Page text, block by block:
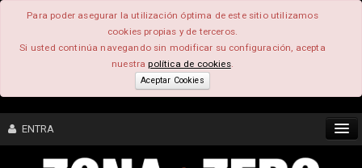
Para poder asegurar la utilización óptima de este sitio utilizamos
cookies propias y de terceros.
Si usted continúa navegando sin modificar su configuración, acepta
nuestrapolítica de cookies.
Aceptar Cookies
ENTRA